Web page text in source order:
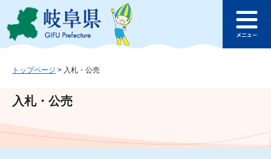
ジ
ュ
文
このページの本文へ
ュ
トップページ > 入札・公売
入札・公売